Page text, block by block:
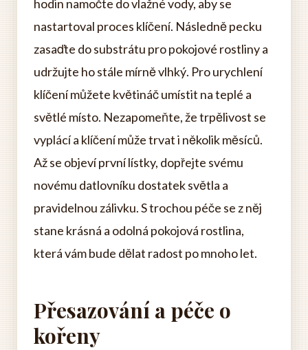
hodin namočte do vlažné vody, aby se
nastartoval proces klíčení. Následně pecku
zasaďte do substrátu pro pokojové rostliny a
udržujte ho stále mírně vlhký. Pro urychlení
klíčení můžete květináč umístit na teplé a
světlé místo. Nezapomeňte, že trpělivost se
vyplácí a klíčení může trvat i několik měsíců.
Až se objeví první lístky, dopřejte svému
novému datlovníku dostatek světla a
pravidelnou zálivku. S trochou péče se z něj
stane krásná a odolná pokojová rostlina,
která vám bude dělat radost po mnoho let.
Přesazování a péče o
kořeny